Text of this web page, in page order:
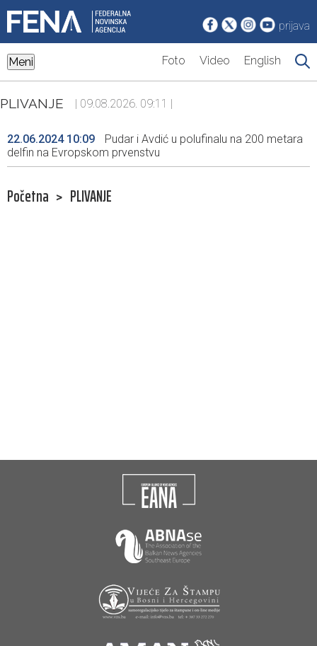
prijava
Meni Foto Video English
PLIVANJE | 09.08.2026. 09:11 |
22.06.2024 10:09
Pudar i Avdić u polufinalu na 200 metara
delfin na Evropskom prvenstvu
Početna > PLIVANJE